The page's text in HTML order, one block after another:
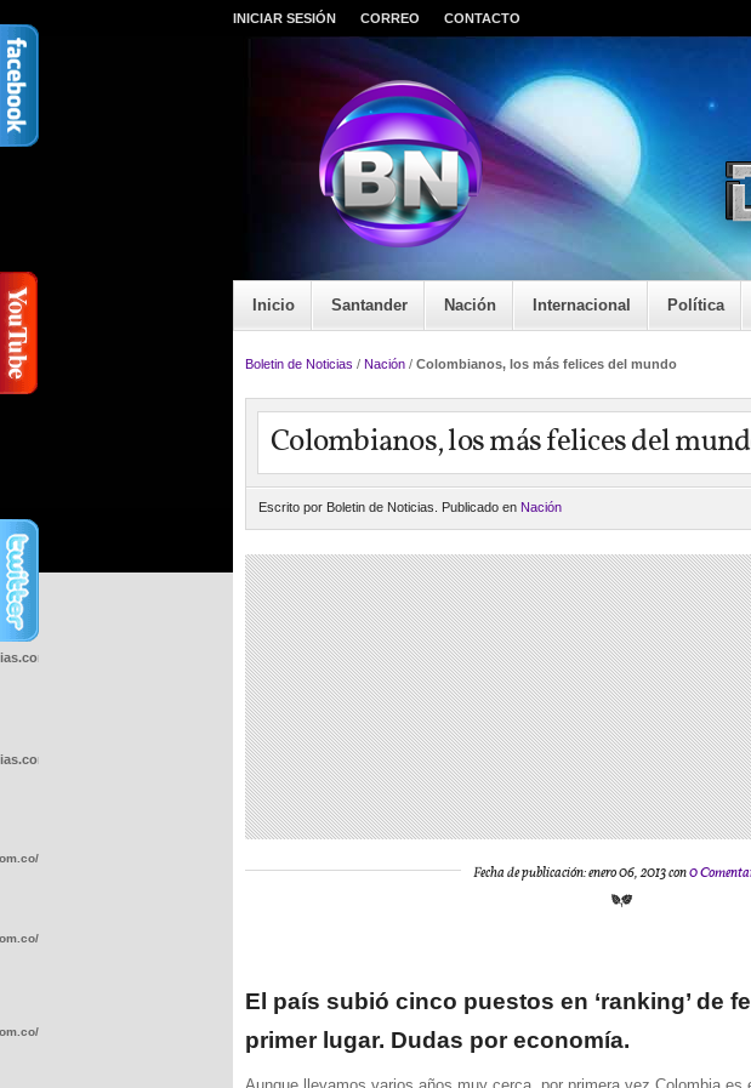
INICIAR SESIÓN CORREO CONTACTO
Inicio Santander Nación Internacional Política
Boletin de Noticias / Nación / Colombianos, los más felices del mundo
Colombianos, los más felices del
Escrito por Boletin de Noticias. Publicado en Nación
Fecha de publicación: enero 06, 2013 con0
El país subió cinco puestos en ‘ranking’ de
primer lugar. Dudas por economía.
wp-
wp-
wp-
wp-
wp-